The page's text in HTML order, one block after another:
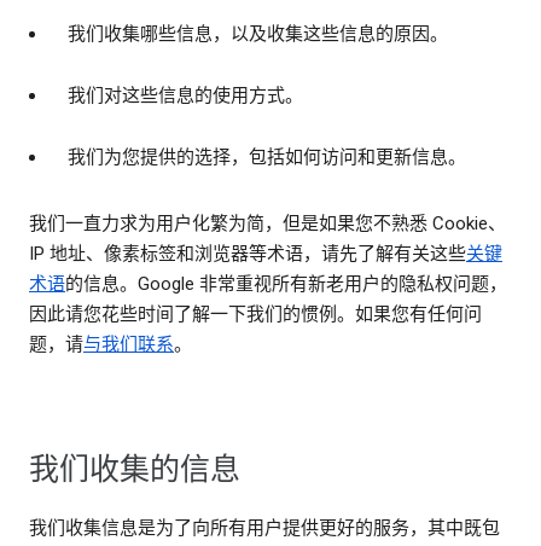
我们收集哪些信息，以及收集这些信息的原因。
我们对这些信息的使用方式。
我们为您提供的选择，包括如何访问和更新信息。
我们一直力求为用户化繁为简，但是如果您不熟悉 Cookie、
IP 地址、像素标签和浏览器等术语，请先了解有关这些关键
术语的信息。Google 非常重视所有新老用户的隐私权问题，
因此请您花些时间了解一下我们的惯例。如果您有任何问
题，请与我们联系。
我们收集的信息
我们收集信息是为了向所有用户提供更好的服务，其中既包